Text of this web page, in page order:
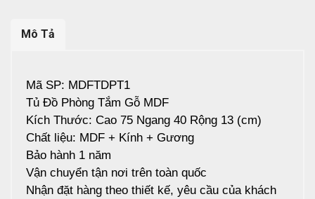
Mô Tả
Mã SP: MDFTDPT1
Tủ Đồ Phòng Tắm Gỗ MDF
Kích Thước: Cao 75 Ngang 40 Rộng 13 (cm)
Chất liệu: MDF + Kính + Gương
Bảo hành 1 năm
Vận chuyển tận nơi trên toàn quốc
Nhận đặt hàng theo thiết kế, yêu cầu của khách